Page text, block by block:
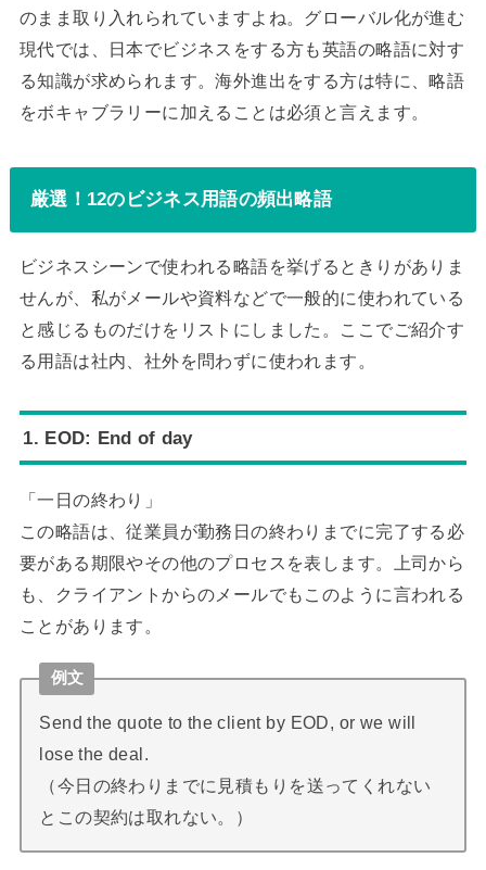
のまま取り入れられていますよね。グローバル化が進む
現代では、日本でビジネスをする方も英語の略語に対す
る知識が求められます。海外進出をする方は特に、略語
をボキャブラリーに加えることは必須と言えます。
厳選！12のビジネス用語の頻出略語
ビジネスシーンで使われる略語を挙げるときりがありま
せんが、私がメールや資料などで一般的に使われている
と感じるものだけをリストにしました。ここでご紹介す
る用語は社内、社外を問わずに使われます。
1. EOD: End of day
「一日の終わり」
この略語は、従業員が勤務日の終わりまでに完了する必
要がある期限やその他のプロセスを表します。上司から
も、クライアントからのメールでもこのように言われる
ことがあります。
例文
Send the quote to the client by EOD, or we will
lose the deal.
（今日の終わりまでに見積もりを送ってくれない
とこの契約は取れない。）